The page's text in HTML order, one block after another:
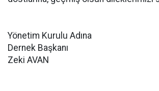
Yönetim Kurulu Adına
Dernek Başkanı
Zeki AVAN